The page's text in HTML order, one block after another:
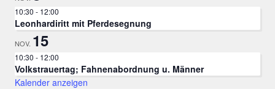
10:30 - 12:00
Leonhardiritt mit Pferdesegnung
NOV. 15
10:30 - 12:00
Volkstrauertag; Fahnenabordnung u. Männer
Kalender anzeigen